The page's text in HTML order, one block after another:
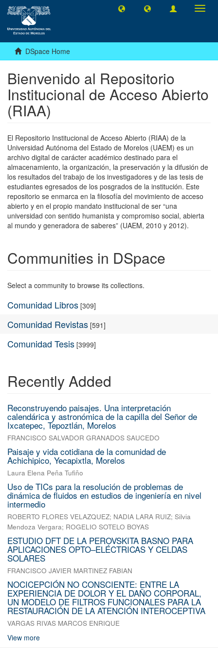
DSpace Home
Bienvenido al Repositorio
Institucional de Acceso Abierto
(RIAA)
El Repositorio Institucional de Acceso Abierto (RIAA) de la
Universidad Autónoma del Estado de Morelos (UAEM) es un
archivo digital de carácter académico destinado para el
almacenamiento, la organización, la preservación y la difusión de
los resultados del trabajo de los investigadores y de las tesis de
estudiantes egresados de los posgrados de la institución. Este
repositorio se enmarca en la filosofía del movimiento de acceso
abierto y en el propio mandato institucional de ser “una
universidad con sentido humanista y compromiso social, abierta
al mundo y generadora de saberes” (UAEM, 2010 y 2012).
Communities in DSpace
Select a community to browse its collections.
Comunidad Libros [309]
Comunidad Revistas [591]
Comunidad Tesis [3999]
Recently Added
Reconstruyendo paisajes. Una interpretación
calendárica y astronómica de la capilla del Señor de
Ixcatepec, Tepoztlán, Morelos
FRANCISCO SALVADOR GRANADOS SAUCEDO
Paisaje y vida cotidiana de la comunidad de
Achichipico, Yecapixtla, Morelos
Laura Elena Peña Tufiño
Uso de TICs para la resolución de problemas de
dinámica de fluidos en estudios de ingeniería en nivel
intermedio
ROBERTO FLORES VELAZQUEZ; NADIA LARA RUIZ; Silvia
Mendoza Vergara; ROGELIO SOTELO BOYAS
ESTUDIO DFT DE LA PEROVSKITA BASNO PARA
APLICACIONES OPTO–ELÉCTRICAS Y CELDAS
SOLARES
FRANCISCO JAVIER MARTINEZ FABIAN
NOCICEPCIÓN NO CONSCIENTE: ENTRE LA
EXPERIENCIA DE DOLOR Y EL DAÑO CORPORAL,
UN MODELO DE FILTROS FUNCIONALES PARA LA
RESTAURACIÓN DE LA ATENCIÓN INTEROCEPTIVA
VARGAS RIVAS MARCOS ENRIQUE
View more